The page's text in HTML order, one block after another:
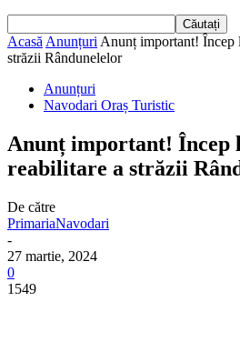
Acasă Anunțuri Anunț important! Încep
străzii Rândunelelor
Anunțuri
Navodari Oraș Turistic
Anunț important! Încep
reabilitare a străzii
De către
PrimariaNavodari
-
27 martie, 2024
0
1549